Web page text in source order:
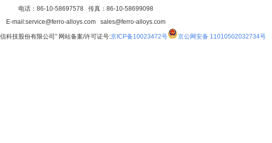
电话：86-10-58697578 传真：86-10-58699098
E-mail:service@ferro-alloys.com sales@ferro-alloys.com
科技股份有限公司” 网站备案/许可证号:京ICP备10023472号 京公网安备 11010502032734号